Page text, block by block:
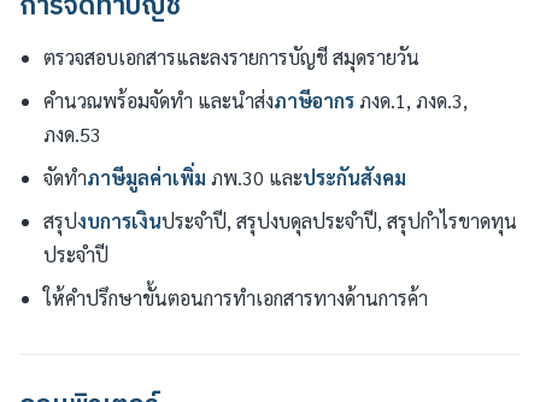
ตรวจสอบเอกสารและลงรายการบัญชี สมุดรายวัน
คำนวณพร้อมจัดทำ และนำส่งภาษีอากรภงด.1, ภงด.3,
ภงด.53
จัดทำภาษีมูลค่าเพิ่ม ภพ.30 และประกันสังคม
สรุปงบการเงินประจำปี, สรุปงบดุลประจำปี, สรุปกำไรขาดทุน
ประจำปี
ให้คำปรึกษาขั้นตอนการทำเอกสารทางด้านการค้า